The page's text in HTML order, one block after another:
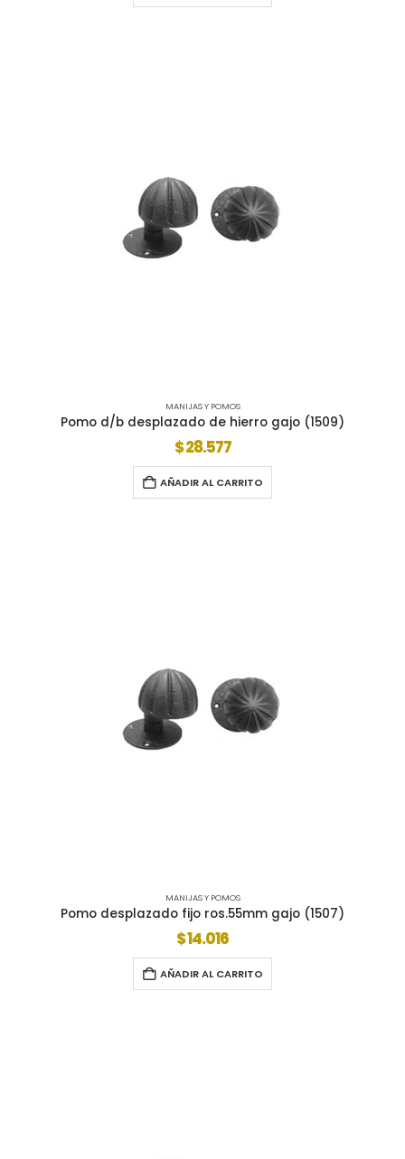
MANIJAS Y POMOS
Pomo d/b desplazado de hierro gajo (1509)
$28.577
AÑADIR AL CARRITO
MANIJAS Y POMOS
Pomo desplazado fijo ros.55mm gajo (1507)
$14.016
AÑADIR AL CARRITO